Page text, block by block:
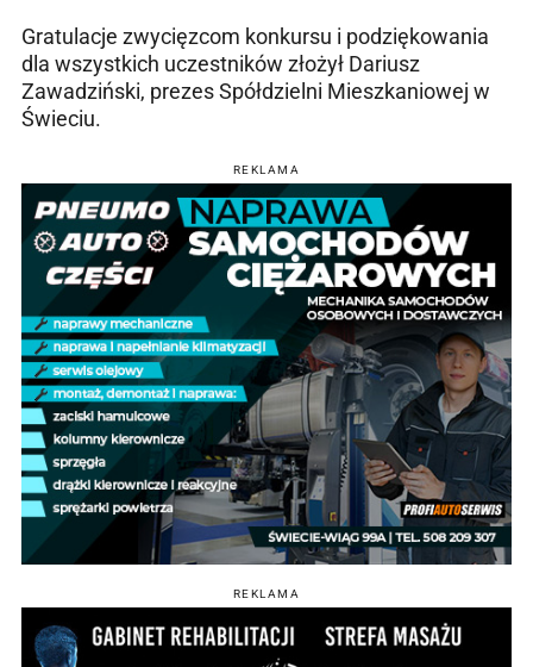
Gratulacje zwycięzcom konkursu i podziękowania
dla wszystkich uczestników złożył Dariusz
Zawadziński, prezes Spółdzielni Mieszkaniowej w
Świeciu.
REKLAMA
REKLAMA